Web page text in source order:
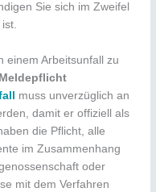
Sie sich im Zweifel
einem Arbeitsunfall zu
Meldepflicht
muss unverzüglich an
damit er offiziell als
die Pflicht, alle
im Zusammenhang
oder
mit dem Verfahren